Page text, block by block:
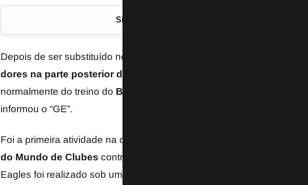
Siga o FogãoNET
Depois de ser substituído no segundo tempo do
dores na parte posterior da coxa direita
normalmente do treino do Botafogo
informou o “GE”.
Foi a primeira atividade na cidade, que receberá o jogo das oitavas
do Mundo de Clubes contra o
Eagles foi realizado sob um forte calor de 32°C pela manhã.